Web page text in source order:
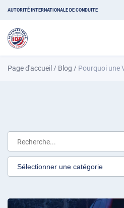
AUTORITÉ INTERNATIONALE DE CONDUITE
Page d'accueil / Blog / Pourquoi une